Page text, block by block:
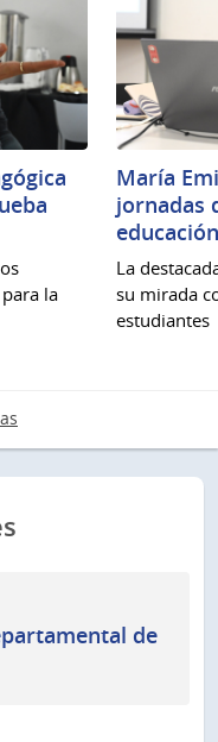
la
María
jornadas
La
su mirada
estudiantes
de